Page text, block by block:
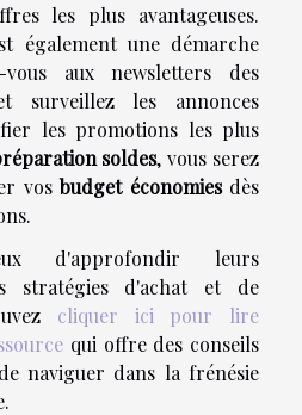
les plus avantageuses.
également une démarche
aux newsletters des
surveillez les annonces
les promotions les plus
soldes, vous serez
vosbudget économiesdès
d'approfondir leurs
stratégies d'achat et de
cliquer ici pour lire
qui offre des conseils
naviguer dans la frénésie